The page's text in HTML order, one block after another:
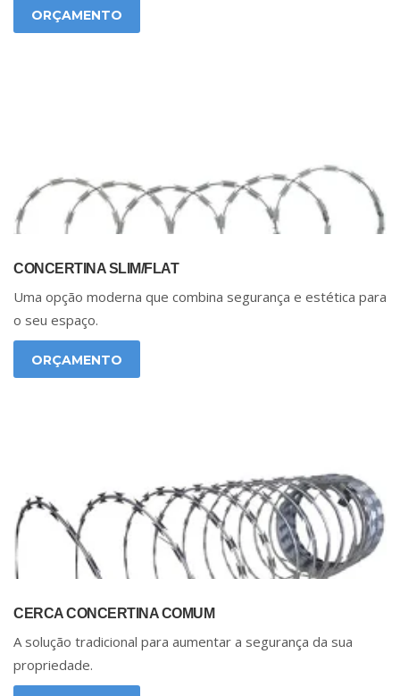
ORÇAMENTO
CONCERTINA SLIM/FLAT
Uma opção moderna que combina segurança e estética para
o seu espaço.
ORÇAMENTO
CERCA CONCERTINA COMUM
A solução tradicional para aumentar a segurança da sua
propriedade.